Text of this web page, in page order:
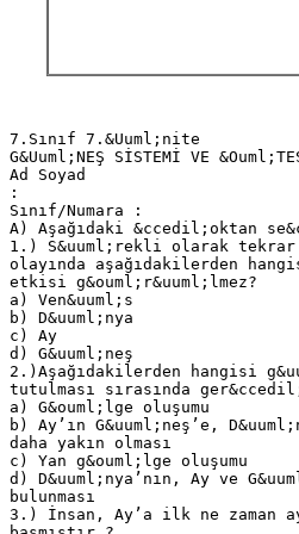
7.Sınıf 7.&Uuml;nite
G&Uuml;NEŞ SİSTEMİ VE
Ad Soyad
:
Sınıf/Numara :
A) Aşağıdaki &ccedil;oktan
1.) S&uuml;rekli olarak
olayında aşağıdakilerden
etkisi g&ouml;r&uuml;lmez?
a) Ven&uuml;s
b) D&uuml;nya
c) Ay
d) G&uuml;neş
2.)Aşağıdakilerden hangisi
tutulması sırasında
a) G&ouml;lge oluşumu
b) Ay’ın G&uuml;neş’e,
daha yakın olması
c) Yan g&ouml;lge oluşumu
d) D&uuml;nya’nın, Ay ve
bulunması
3.) İnsan, Ay’a ilk ne zaman